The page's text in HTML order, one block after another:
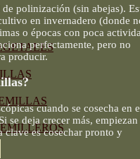
polinización (sin abejas).
en invernadero (donde
o épocas con poca
perfectamente, pero no
producir.
cuando se cosecha en
se deja crecer más, empiezan
clave es cosechar pronto y